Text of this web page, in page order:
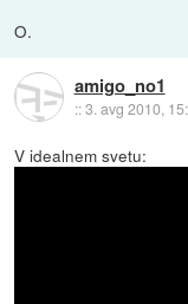
O.
amigo_no1
::3. avg 2010,
V idealnem svetu: